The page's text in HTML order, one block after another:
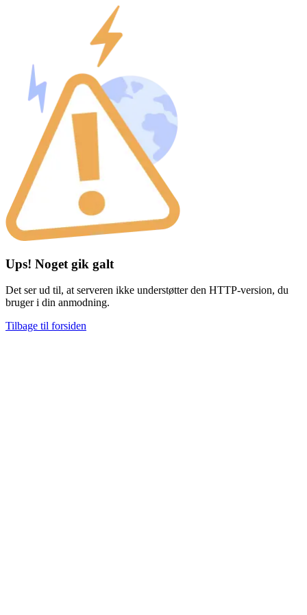
Ups! Noget gik galt
Det ser ud til, at serveren ikke understøtter den HTTP-version, du
bruger i din anmodning.
Tilbage til forsiden